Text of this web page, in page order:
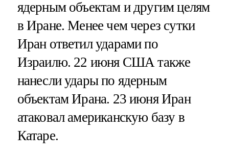
ядерным объектам и другим целям
в Иране. Менее чем через сутки
Иран ответил ударами по
Израилю. 22 июня США также
нанесли удары по ядерным
объектам Ирана. 23 июня Иран
атаковал американскую базу в
Катаре.